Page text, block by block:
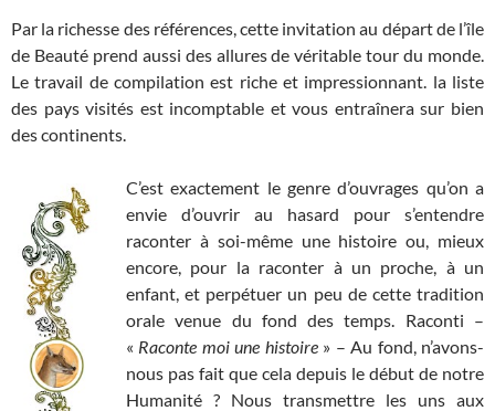
Par la richesse des références, cette invitation au départ de l’île
de Beauté prend aussi des allures de véritable tour du monde.
Le travail de compilation est riche et impressionnant. la liste
des pays visités est incomptable et vous entraînera sur bien
des continents.
C’est exactement le genre d’ouvrages qu’on a
envie d’ouvrir au hasard pour s’entendre
raconter à soi-même une histoire ou, mieux
encore, pour la raconter à un proche, à un
enfant, et perpétuer un peu de cette tradition
orale venue du fond des temps. Raconti –
« Raconte moi une histoire» – Au fond, n’avons-
nous pas fait que cela depuis le début de notre
Humanité ? Nous transmettre les uns aux